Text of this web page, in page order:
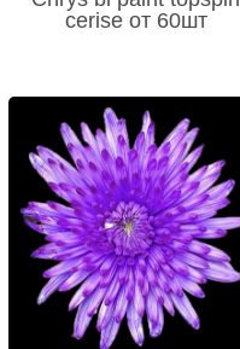
cerise от 60шт